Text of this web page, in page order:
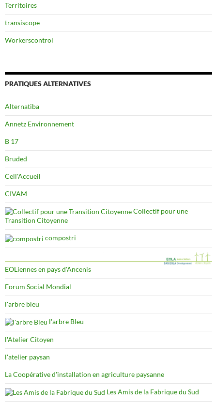
Territoires
transiscope
Workerscontrol
PRATIQUES ALTERNATIVES
Alternatiba
Annetz Environnement
B 17
Bruded
Cell'Accueil
CIVAM
Collectif pour une
Transition Citoyenne
compostri
EOLiennes en pays d'Ancenis
Forum Social Mondial
l'arbre bleu
l'arbre Bleu
l'Atelier Citoyen
l'atelier paysan
La Coopérative d'installation en agriculture paysanne
Les Amis de la Fabrique du Sud